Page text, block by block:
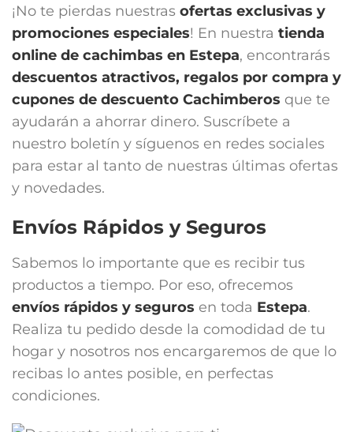
¡No te pierdas nuestras ofertas exclusivas y
promociones especiales! En nuestra tienda
online de cachimbas en Estepa, encontrarás
descuentos atractivos, regalos por compra y
cupones de descuento Cachimberos que te
ayudarán a ahorrar dinero. Suscríbete a
nuestro boletín y síguenos en redes sociales
para estar al tanto de nuestras últimas ofertas
y novedades.
Envíos Rápidos y Seguros
Sabemos lo importante que es recibir tus
productos a tiempo. Por eso, ofrecemos
envíos rápidos y seguros en toda Estepa.
Realiza tu pedido desde la comodidad de tu
hogar y nosotros nos encargaremos de que lo
recibas lo antes posible, en perfectas
condiciones.